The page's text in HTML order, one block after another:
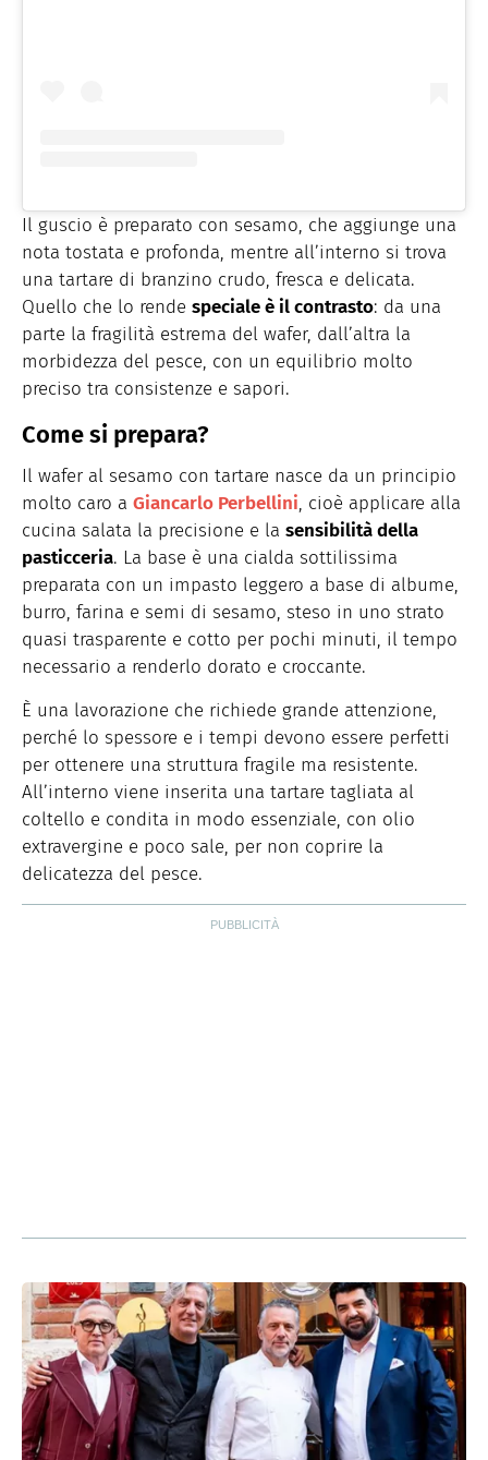
Il guscio è preparato con sesamo, che aggiunge una
nota tostata e profonda, mentre all’interno si trova
una tartare di branzino crudo, fresca e delicata.
Quello che lo rende speciale è il contrasto: da una
parte la fragilità estrema del wafer, dall’altra la
morbidezza del pesce, con un equilibrio molto
preciso tra consistenze e sapori.
Come si prepara?
Il wafer al sesamo con tartare nasce da un principio
molto caro a Giancarlo Perbellini, cioè applicare alla
cucina salata la precisione e la sensibilità della
pasticceria. La base è una cialda sottilissima
preparata con un impasto leggero a base di albume,
burro, farina e semi di sesamo, steso in uno strato
quasi trasparente e cotto per pochi minuti, il tempo
necessario a renderlo dorato e croccante.
È una lavorazione che richiede grande attenzione,
perché lo spessore e i tempi devono essere perfetti
per ottenere una struttura fragile ma resistente.
All’interno viene inserita una tartare tagliata al
coltello e condita in modo essenziale, con olio
extravergine e poco sale, per non coprire la
delicatezza del pesce.